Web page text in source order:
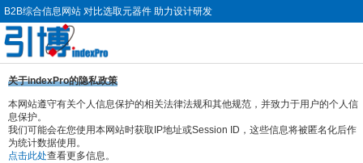
B2B综合信息网站 对比选取元器件 助力设计研发
关于indexPro的隐私政策
本网站遵守有关个人信息保护的相关法律法规和其他规范，并致力于用户的个人信
息保护。
我们可能会在您使用本网站时获取IP地址或Session ID，这些信息将被匿名化后作
为统计数据使用。
点击此处查看更多信息。